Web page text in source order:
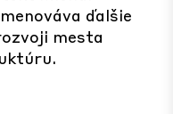
ďalšie
mesta